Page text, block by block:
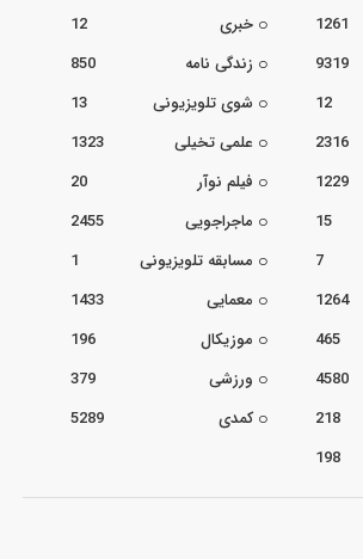
1261 خبری
12
9319 زندگی نامه
850
12 شوی تلویزیونی
13
2316 علمی تخیلی
1323
1229 فیلم نوآر
20
15 ماجراجویی
2455
7 مسابقه تلویزیونی
1
1264 معمایی
1433
465 موزیکال
196
4580 ورزشی
379
218 کمدی
5289
198